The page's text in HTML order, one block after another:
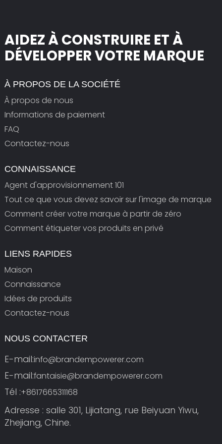
AIDEZ À CONSTRUIRE ET À
DÉVELOPPER VOTRE MARQUE
À PROPOS DE LA SOCIÉTÉ
À propos de nous
Informations de paiement
FAQ
Contactez-nous
CONNAISSANCE
Agent d'approvisionnement 101
Tout ce que vous devez savoir sur l'image de marque
Comment créer votre marque à partir de zéro
Comment étiqueter vos produits en privé
LIENS RAPIDES
Maison
Connaissance
Idées de produits
Contactez-nous
NOUS CONTACTER
E-mail:info@brandempowerer.com
E-mail:fantaisie@brandempowerer.com
Tél :+8617665311168
Adresse : salle 301, Lijiatang, rue Beiyuan Yiwu,
Zhejiang, Chine.